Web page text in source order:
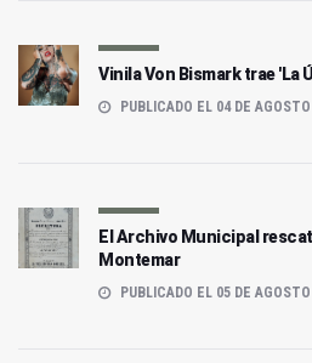
Vinila Von Bismark trae 'La
PUBLICADO EL 04 DE
El Archivo Municipal
Montemar
PUBLICADO EL 05 DE